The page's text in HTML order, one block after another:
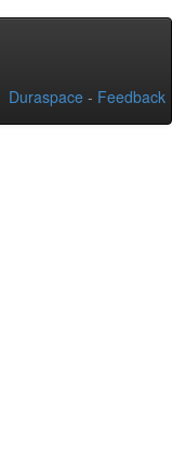
Duraspace - Feedback